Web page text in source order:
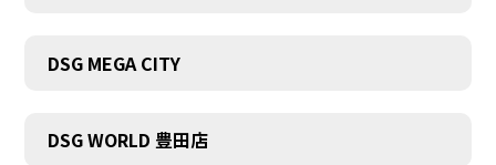
DSG MEGA CITY
DSG WORLD 豊田店